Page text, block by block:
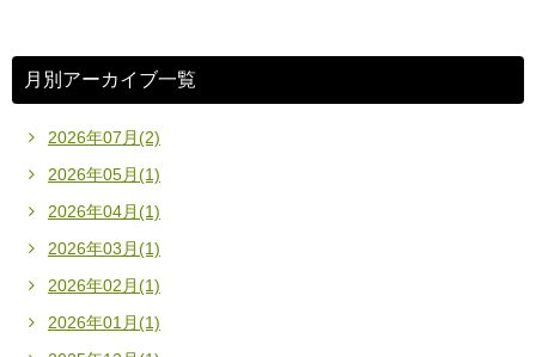
月別アーカイブ一覧
2026年07月(2)
2026年05月(1)
2026年04月(1)
2026年03月(1)
2026年02月(1)
2026年01月(1)